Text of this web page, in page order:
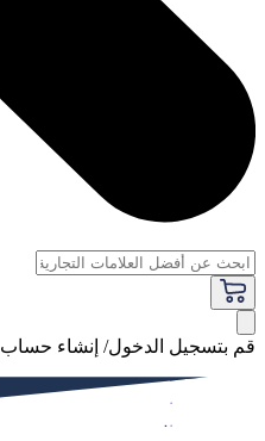
قم بتسجيل الدخول/ إنشاء حساب
فاخر
النساء
الرجال